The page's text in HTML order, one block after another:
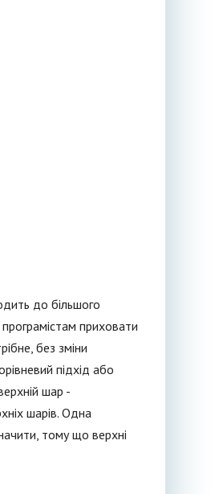
до більшого
приховати
без зміни
підхід або
шар -
шарів. Одна
тому що верхні